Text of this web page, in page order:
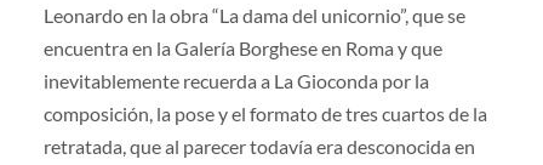
Leonardo en la obra “La dama del unicornio”, que se
encuentra en la Galería Borghese en Roma y que
inevitablemente recuerda a La Gioconda por la
composición, la pose y el formato de tres cuartos de la
retratada, que al parecer todavía era desconocida en